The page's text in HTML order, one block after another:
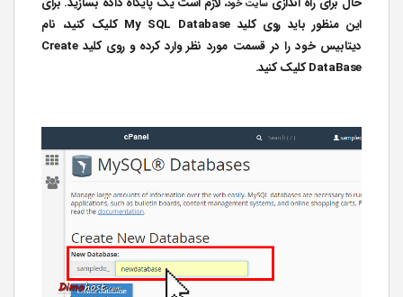
سایت خود،
این منظور باید روی کلید My SQL Database کلیک کنید، نام
دیتابیس خود را در قسمت مورد نظر وارد کرده و روی کلید Create
DataBase کلیک کنید.